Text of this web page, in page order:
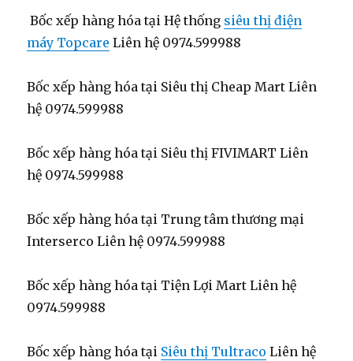
Bốc xếp hàng hóa tại Hệ thống siêu thị điện
máy Topcare Liên hệ 0974.599988
Bốc xếp hàng hóa tại Siêu thị Cheap Mart Liên
hệ 0974.599988
Bốc xếp hàng hóa tại Siêu thị FIVIMART Liên
hệ 0974.599988
Bốc xếp hàng hóa tại Trung tâm thương mại
Interserco Liên hệ 0974.599988
Bốc xếp hàng hóa tại Tiện Lợi Mart Liên hệ
0974.599988
Bốc xếp hàng hóa tại Siêu thị Tultraco Liên hệ